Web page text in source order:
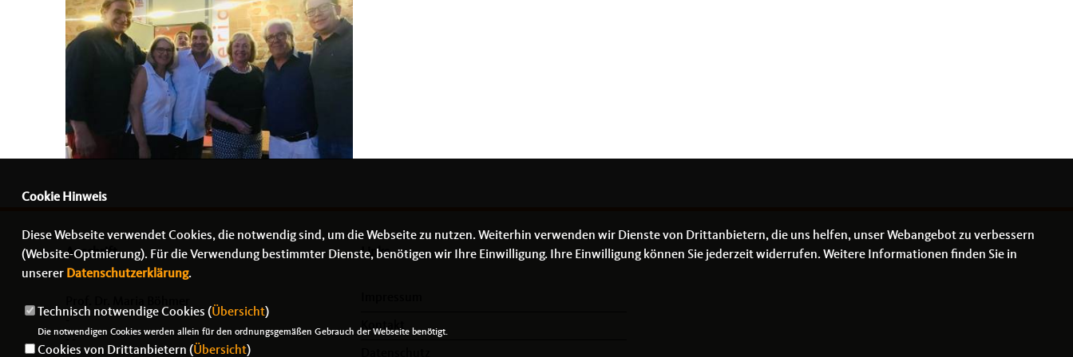
Anschrift Links
Kontakt
Cookie Hinweis
Diese Webseite verwendet Cookies, die notwendig sind, um die Webseite zu nutzen. Weiterhin verwenden wir Dienste von Drittanbietern, die uns helfen, unser Webangebot zu verbessern
(Website-Optmierung). Für die Verwendung bestimmter Dienste, benötigen wir Ihre Einwilligung. Ihre Einwilligung können Sie jederzeit widerrufen. Weitere Informationen finden Sie in
unserer Datenschutzerklärung.
Technisch notwendige Cookies (Übersicht)
Die notwendigen Cookies werden allein für den ordnungsgemäßen Gebrauch der Webseite benötigt.
Cookies von Drittanbietern (Übersicht)